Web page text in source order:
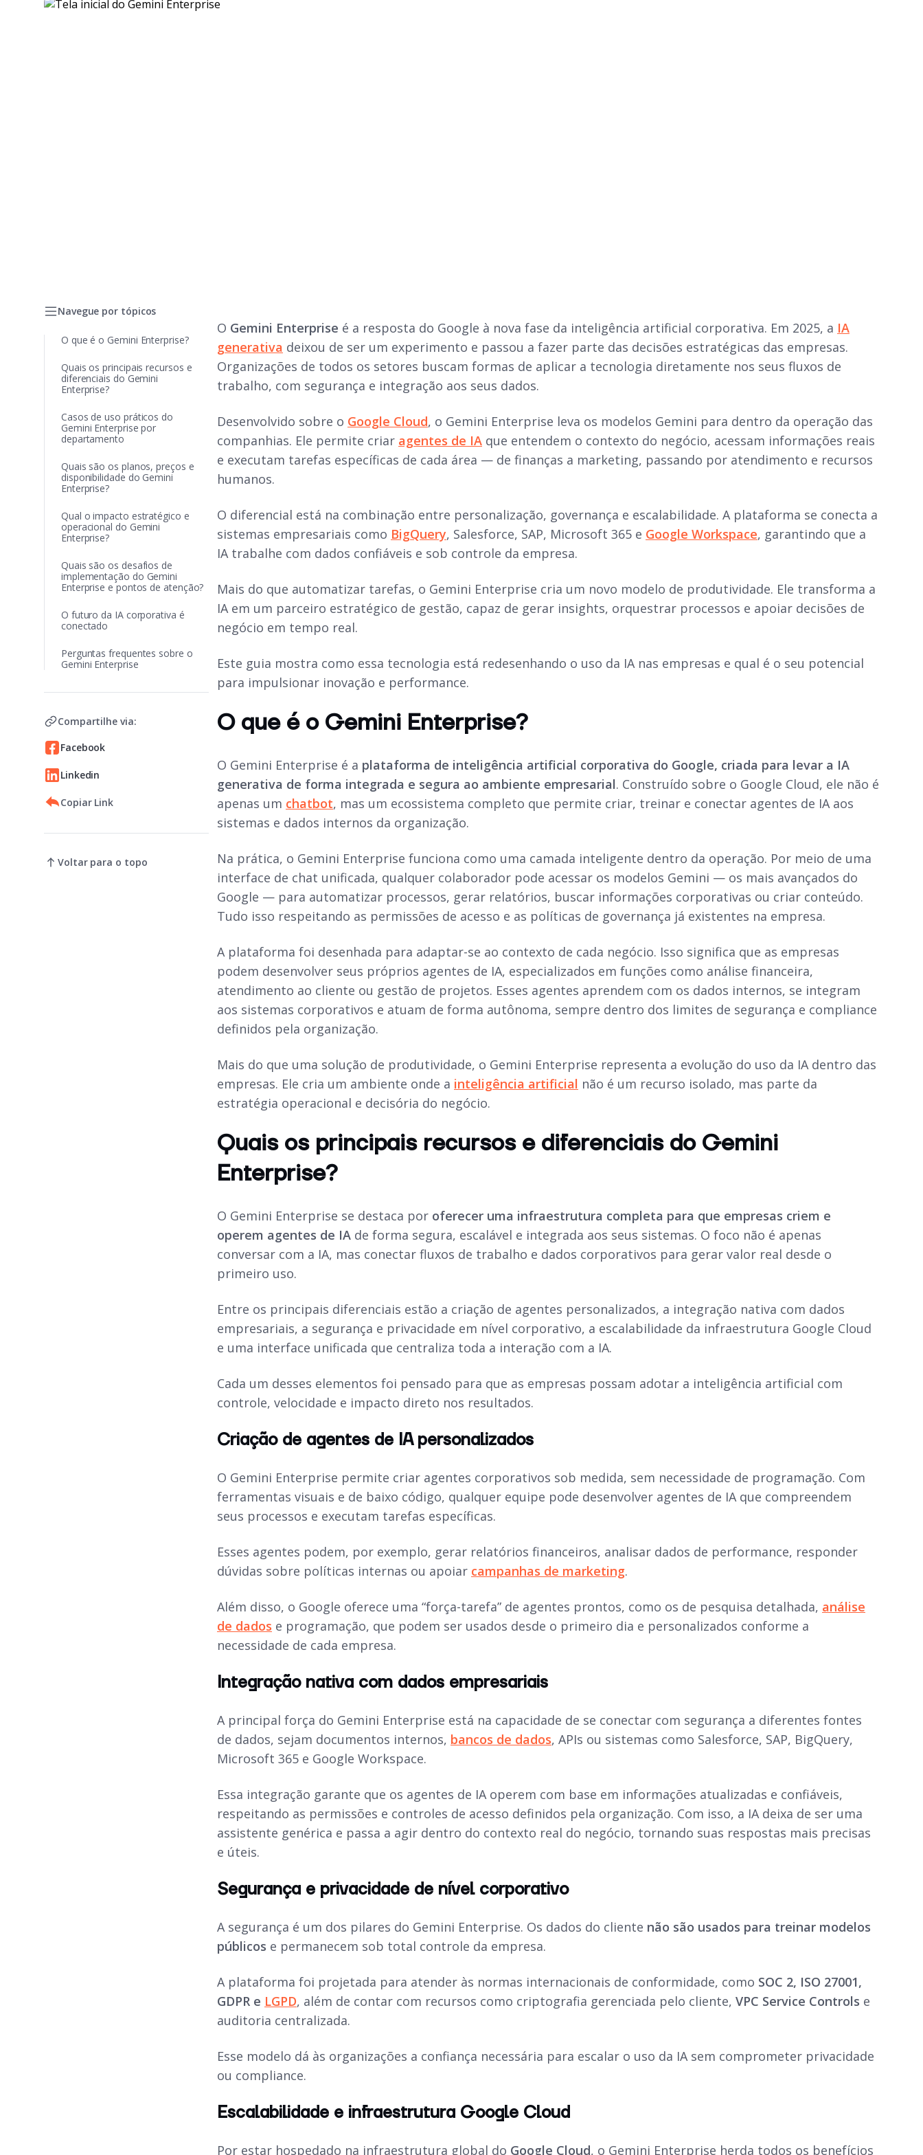
Navegue por tópicos
O que é o Gemini Enterprise?
Quais os principais recursos e
diferenciais do Gemini
Enterprise?
Casos de uso práticos do
Gemini Enterprise por
departamento
Quais são os planos, preços e
disponibilidade do Gemini
Enterprise?
Qual o impacto estratégico e
operacional do Gemini
Enterprise?
Quais são os desafios de
implementação do Gemini
Enterprise e pontos de atenção?
O futuro da IA corporativa é
conectado
Perguntas frequentes sobre o
Gemini Enterprise
Compartilhe via:
Facebook
Linkedin
Copiar Link
Voltar para o topo
O Gemini Enterprise é a resposta do Google à nova fase da inteligência artificial corporativa. Em 2025, a IA
generativa deixou de ser um experimento e passou a fazer parte das decisões estratégicas das empresas.
Organizações de todos os setores buscam formas de aplicar a tecnologia diretamente nos seus fluxos de
trabalho, com segurança e integração aos seus dados.
Desenvolvido sobre o Google Cloud, o Gemini Enterprise leva os modelos Gemini para dentro da operação das
companhias. Ele permite criar agentes de IA que entendem o contexto do negócio, acessam informações reais
e executam tarefas específicas de cada área — de finanças a marketing, passando por atendimento e recursos
humanos.
O diferencial está na combinação entre personalização, governança e escalabilidade. A plataforma se conecta a
sistemas empresariais como BigQuery, Salesforce, SAP, Microsoft 365 e Google Workspace, garantindo que a
IA trabalhe com dados confiáveis e sob controle da empresa.
Mais do que automatizar tarefas, o Gemini Enterprise cria um novo modelo de produtividade. Ele transforma a
IA em um parceiro estratégico de gestão, capaz de gerar insights, orquestrar processos e apoiar decisões de
negócio em tempo real.
Este guia mostra como essa tecnologia está redesenhando o uso da IA nas empresas e qual é o seu potencial
para impulsionar inovação e performance.
O que é o Gemini Enterprise?
O Gemini Enterprise é a plataforma de inteligência artificial corporativa do Google, criada para levar a IA
generativa de forma integrada e segura ao ambiente empresarial. Construído sobre o Google Cloud, ele não é
apenas um chatbot, mas um ecossistema completo que permite criar, treinar e conectar agentes de IA aos
sistemas e dados internos da organização.
Na prática, o Gemini Enterprise funciona como uma camada inteligente dentro da operação. Por meio de uma
interface de chat unificada, qualquer colaborador pode acessar os modelos Gemini — os mais avançados do
Google — para automatizar processos, gerar relatórios, buscar informações corporativas ou criar conteúdo.
Tudo isso respeitando as permissões de acesso e as políticas de governança já existentes na empresa.
A plataforma foi desenhada para adaptar-se ao contexto de cada negócio. Isso significa que as empresas
podem desenvolver seus próprios agentes de IA, especializados em funções como análise financeira,
atendimento ao cliente ou gestão de projetos. Esses agentes aprendem com os dados internos, se integram
aos sistemas corporativos e atuam de forma autônoma, sempre dentro dos limites de segurança e compliance
definidos pela organização.
Mais do que uma solução de produtividade, o Gemini Enterprise representa a evolução do uso da IA dentro das
empresas. Ele cria um ambiente onde a inteligência artificial não é um recurso isolado, mas parte da
estratégia operacional e decisória do negócio.
Quais os principais recursos e diferenciais do Gemini
Enterprise?
O Gemini Enterprise se destaca por oferecer uma infraestrutura completa para que empresas criem e
operem agentes de IA de forma segura, escalável e integrada aos seus sistemas. O foco não é apenas
conversar com a IA, mas conectar fluxos de trabalho e dados corporativos para gerar valor real desde o
primeiro uso.
Entre os principais diferenciais estão a criação de agentes personalizados, a integração nativa com dados
empresariais, a segurança e privacidade em nível corporativo, a escalabilidade da infraestrutura Google Cloud
e uma interface unificada que centraliza toda a interação com a IA.
Cada um desses elementos foi pensado para que as empresas possam adotar a inteligência artificial com
controle, velocidade e impacto direto nos resultados.
Criação de agentes de IA personalizados
O Gemini Enterprise permite criar agentes corporativos sob medida, sem necessidade de programação. Com
ferramentas visuais e de baixo código, qualquer equipe pode desenvolver agentes de IA que compreendem
seus processos e executam tarefas específicas.
Esses agentes podem, por exemplo, gerar relatórios financeiros, analisar dados de performance, responder
dúvidas sobre políticas internas ou apoiar campanhas de marketing.
Além disso, o Google oferece uma “força-tarefa” de agentes prontos, como os de pesquisa detalhada, análise
de dados e programação, que podem ser usados desde o primeiro dia e personalizados conforme a
necessidade de cada empresa.
Integração nativa com dados empresariais
A principal força do Gemini Enterprise está na capacidade de se conectar com segurança a diferentes fontes
de dados, sejam documentos internos, bancos de dados, APIs ou sistemas como Salesforce, SAP, BigQuery,
Microsoft 365 e Google Workspace.
Essa integração garante que os agentes de IA operem com base em informações atualizadas e confiáveis,
respeitando as permissões e controles de acesso definidos pela organização. Com isso, a IA deixa de ser uma
assistente genérica e passa a agir dentro do contexto real do negócio, tornando suas respostas mais precisas
e úteis.
Segurança e privacidade de nível corporativo
A segurança é um dos pilares do Gemini Enterprise. Os dados do cliente não são usados para treinar modelos
públicos e permanecem sob total controle da empresa.
A plataforma foi projetada para atender às normas internacionais de conformidade, como SOC 2, ISO 27001,
GDPR e LGPD, além de contar com recursos como criptografia gerenciada pelo cliente, VPC Service Controls e
auditoria centralizada.
Esse modelo dá às organizações a confiança necessária para escalar o uso da IA sem comprometer privacidade
ou compliance.
Escalabilidade e infraestrutura Google Cloud
Por estar hospedado na infraestrutura global do Google Cloud, o Gemini Enterprise herda todos os benefícios